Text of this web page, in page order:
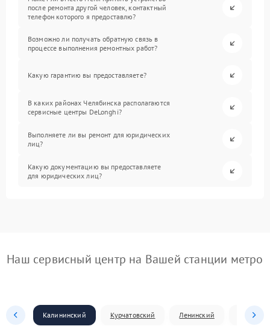
после ремонта другой человек, контактный
телефон которого я предоставлю?
Возможно ли получать обратную связь в
процессе выполнения ремонтных работ?
Какую гарантию вы предоставляете?
В каких районах Челябинска располагаются
сервисные центры DeLonghi?
Выполняете ли вы ремонт для юридических
лиц?
Какую документацию вы предоставляете
для юридических лиц?
Наш сервисный центр на Вашей станции метро
Калининский Курчатовский Ленинский